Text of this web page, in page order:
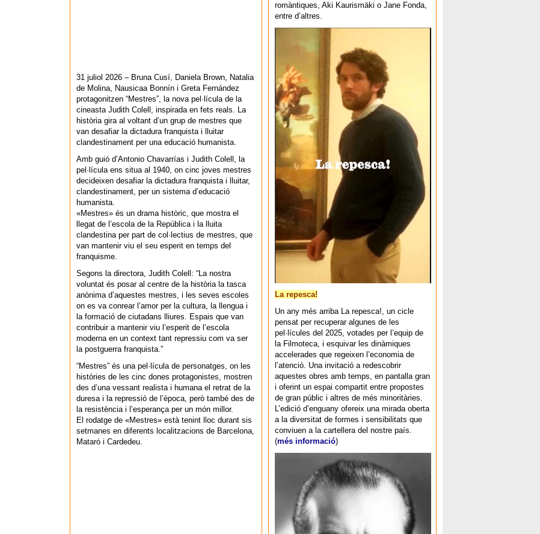
romàntiques, Aki Kaurismäki o Jane Fonda,
entre d’altres.
La repesca!
Un any més arriba La repesca!, un cicle
pensat per recuperar algunes de les
pel·lícules del 2025, votades per l’equip de
la Filmoteca, i esquivar les dinàmiques
accelerades que regeixen l’economia de
l’atenció. Una invitació a redescobrir
aquestes obres amb temps, en pantalla gran
i oferint un espai compartit entre propostes
de gran públic i altres de més minoritàries.
L’edició d’enguany ofereix una mirada oberta
a la diversitat de formes i sensibilitats que
conviuen a la cartellera del nostre país.
(més informació)
31 juliol 2026 – Bruna Cusí, Daniela Brown, Natalia
de Molina, Nausicaa Bonnín i Greta Fernández
protagonitzen “Mestres”, la nova pel·lícula de la
cineasta Judith Colell, inspirada en fets reals. La
història gira al voltant d’un grup de mestres que
van desafiar la dictadura franquista i lluitar
clandestinament per una educació humanista.
Amb guió d’Antonio Chavarrías i Judith Colell, la
pel·lícula ens situa al 1940, on cinc joves mestres
decideixen desafiar la dictadura franquista i lluitar,
clandestinament, per un sistema d’educació
humanista.
«Mestres» és un drama històric, que mostra el
llegat de l’escola de la República i la lluita
clandestina per part de col·lectius de mestres, que
van mantenir viu el seu esperit en temps del
franquisme.
Segons la directora, Judith Colell: “La nostra
voluntat és posar al centre de la història la tasca
anònima d’aquestes mestres, i les seves escoles
on es va conrear l’amor per la cultura, la llengua i
la formació de ciutadans lliures. Espais que van
contribuir a mantenir viu l’esperit de l’escola
moderna en un context tant repressiu com va ser
la postguerra franquista.”
“Mestres” és una pel·lícula de personatges, on les
històries de les cinc dones protagonistes, mostren
des d’una vessant realista i humana el retrat de la
duresa i la repressió de l’època, però també des de
la resistència i l’esperança per un món millor.
El rodatge de «Mestres» està tenint lloc durant sis
setmanes en diferents localitzacions de Barcelona,
Mataró i Cardedeu.